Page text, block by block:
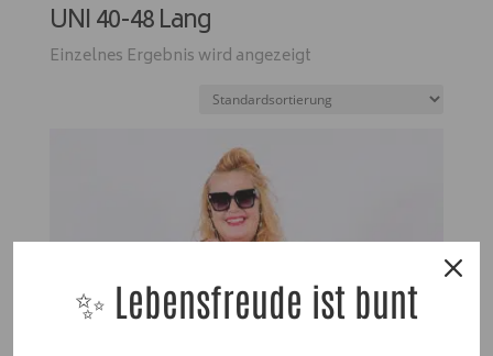
UNI 40-48 Lang
Einzelnes Ergebnis wird angezeigt
✨ Lebensfreude ist bunt